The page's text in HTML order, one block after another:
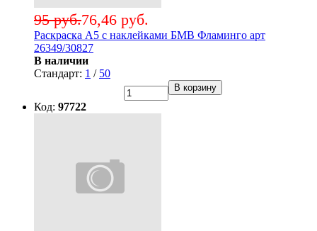
76,46 руб.
95 руб.
Раскраска А5 с наклейками БМВ Фламинго арт
26349/30827
В наличии
Стандарт: 1 / 50
В корзину
Код: 97722